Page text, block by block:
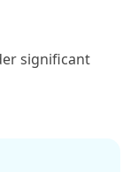
significant